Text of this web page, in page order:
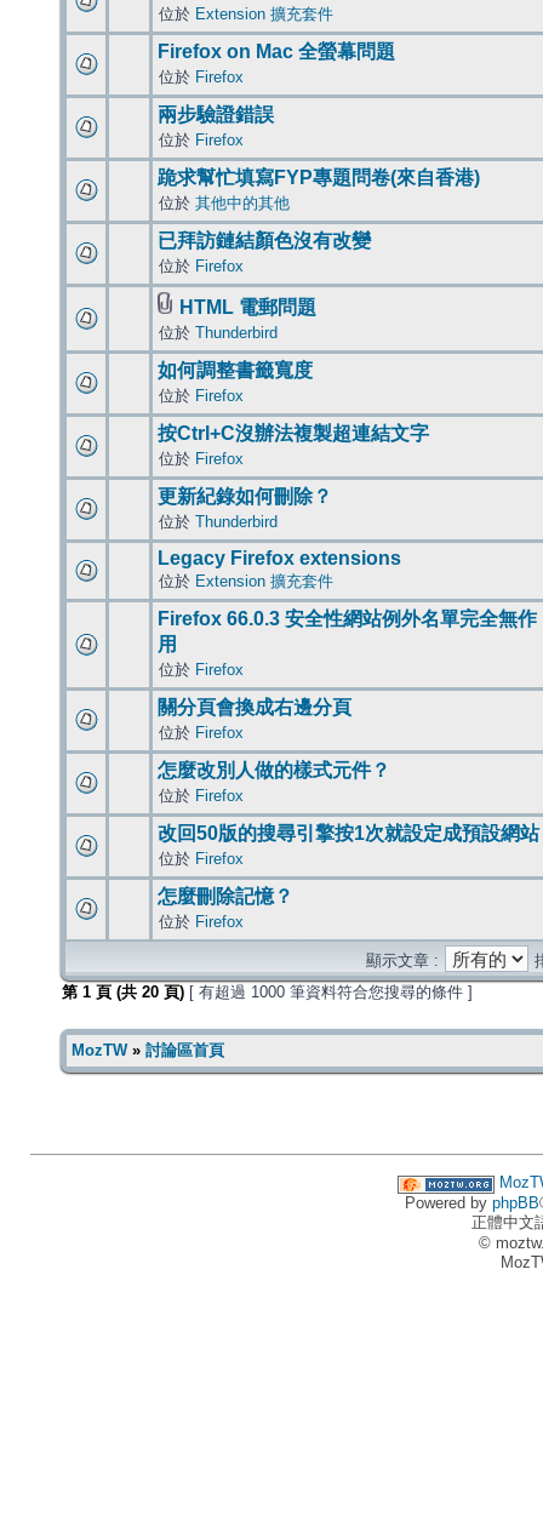
位於 Extension 擴充套件
Firefox on Mac 全螢幕問題
位於 Firefox
兩步驗證錯誤
位於 Firefox
跪求幫忙填寫FYP專題問卷(來自香港)
位於 其他中的其他
已拜訪鏈結顏色沒有改變
位於 Firefox
HTML 電郵問題
位於 Thunderbird
如何調整書籤寬度
位於 Firefox
按Ctrl+C沒辦法複製超連結文字
位於 Firefox
更新紀錄如何刪除？
位於 Thunderbird
Legacy Firefox extensions
位於 Extension 擴充套件
Firefox 66.0.3 安全性網站例外名單完全無作
用
位於 Firefox
關分頁會換成右邊分頁
位於 Firefox
怎麼改別人做的樣式元件？
位於 Firefox
改回50版的搜尋引擎按1次就設定成預設網站
位於 Firefox
怎麼刪除記憶？
位於 Firefox
顯示文章 :
第 1 頁 (共 20 頁) [ 有超過 1000 筆資料符合您搜尋的條件 ]
MozTW» 討論區首頁
Powered by phpBB
正體中文
©